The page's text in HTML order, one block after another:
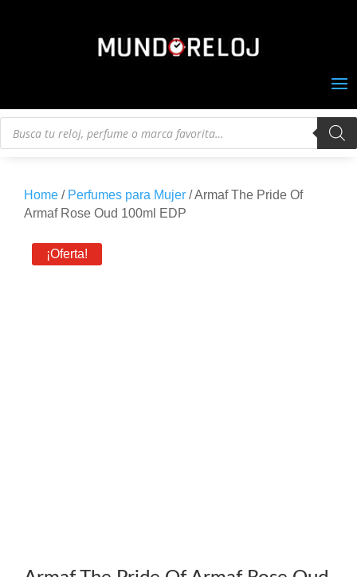
Búsqueda
Home / Perfumes para Mujer / Armaf The Pride Of
Armaf Rose Oud 100ml EDP
¡Oferta!